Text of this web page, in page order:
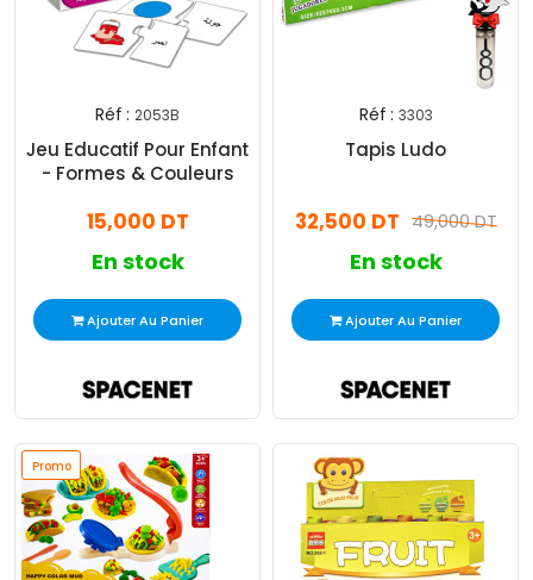
Réf : 2053B
Jeu Educatif Pour Enfant
- Formes & Couleurs
15,000 DT
En stock
Ajouter Au Panier
Réf : 3303
Tapis Ludo
49,000 DT
32,500 DT
En stock
Ajouter Au Panier
Promo